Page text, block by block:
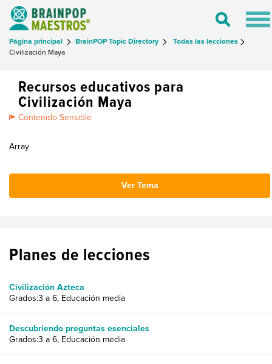
Toggle
Página principal BrainPOP Topic Directory
Todas las lecciones
Civilización Maya
Recursos educativos para
Civilización Maya
Contenido Sensible
Array
Ver Tema
Planes de lecciones
Civilización Azteca
Grados:3 a 6, Educación media
Descubriendo preguntas esenciales
Grados:3 a 6, Educación media